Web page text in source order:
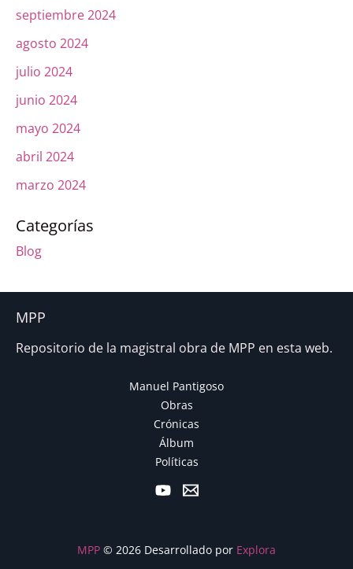
septiembre 2024
agosto 2024
julio 2024
junio 2024
mayo 2024
abril 2024
marzo 2024
Categorías
Blog
MPP
Repositorio de la magistral obra de MPP en esta web.
Manuel Pantigoso
Obras
Crónicas
Álbum
Políticas
MPP © 2026 Desarrollado por Explora